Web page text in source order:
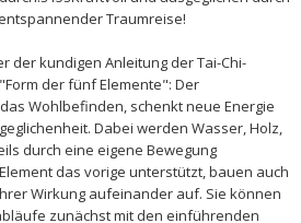
Traumreise!
der kundigen Anleitung der Tai-Chi-
der fünf Elemente": Der
Wohlbefinden, schenkt neue Energie
Dabei werden Wasser, Holz,
durch eine eigene Bewegung
das vorige unterstützt, bauen auch
Wirkung aufeinander auf. Sie können
zunächst mit den einführenden